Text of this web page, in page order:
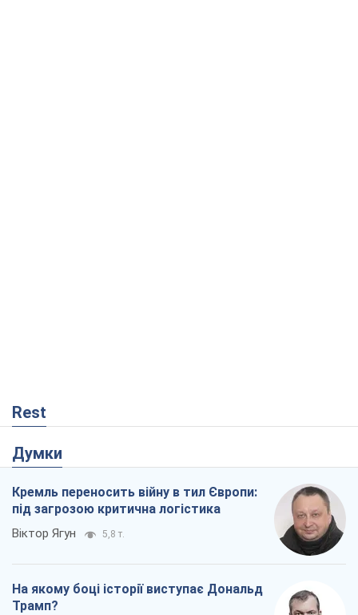
Rest
Думки
Кремль переносить війну в тил Європи:
під загрозою критична логістика
Віктор Ягун 5,8 т.
На якому боці історії виступає Дональд
Трамп?